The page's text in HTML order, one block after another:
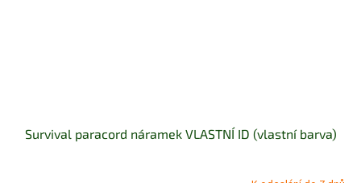
Survival paracord náramek VLASTNÍ ID (vlastní barva)